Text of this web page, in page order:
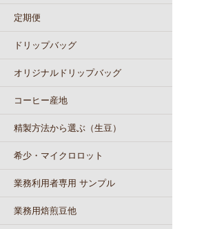
定期便
ドリップバッグ
オリジナルドリップバッグ
コーヒー産地
精製方法から選ぶ（生豆）
希少・マイクロロット
業務利用者専用 サンプル
業務用焙煎豆他